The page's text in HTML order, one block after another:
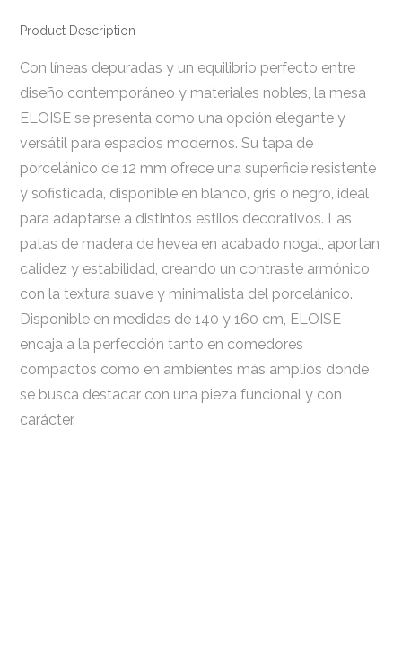
Product Description
Con líneas depuradas y un equilibrio perfecto entre
diseño contemporáneo y materiales nobles, la mesa
ELOISE se presenta como una opción elegante y
versátil para espacios modernos. Su tapa de
porcelánico de 12 mm ofrece una superficie resistente
y sofisticada, disponible en blanco, gris o negro, ideal
para adaptarse a distintos estilos decorativos. Las
patas de madera de hevea en acabado nogal, aportan
calidez y estabilidad, creando un contraste armónico
con la textura suave y minimalista del porcelánico.
Disponible en medidas de 140 y 160 cm, ELOISE
encaja a la perfección tanto en comedores
compactos como en ambientes más amplios donde
se busca destacar con una pieza funcional y con
carácter.